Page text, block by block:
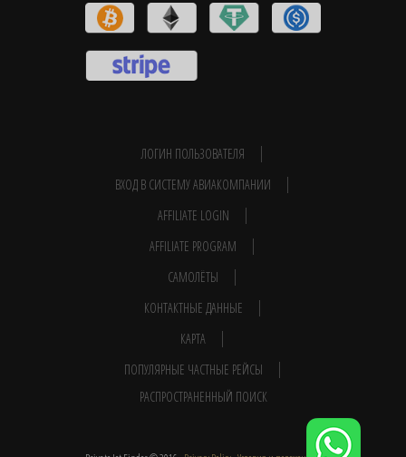
ЛОГИН ПОЛЬЗОВАТЕЛЯ
ВХОД В СИСТЕМУ АВИАКОМПАНИИ
AFFILIATE LOGIN
AFFILIATE PROGRAM
САМОЛЁТЫ
КОНТАКТНЫЕ ДАННЫЕ
КАРТА
ПОПУЛЯРНЫЕ ЧАСТНЫЕ РЕЙСЫ
РАСПРОСТРАНЕННЫЙ ПОИСК